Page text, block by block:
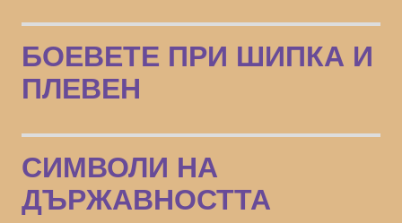
БОЕВЕТЕ ПРИ ШИПКА И
ПЛЕВЕН
СИМВОЛИ НА
ДЪРЖАВНОСТТА